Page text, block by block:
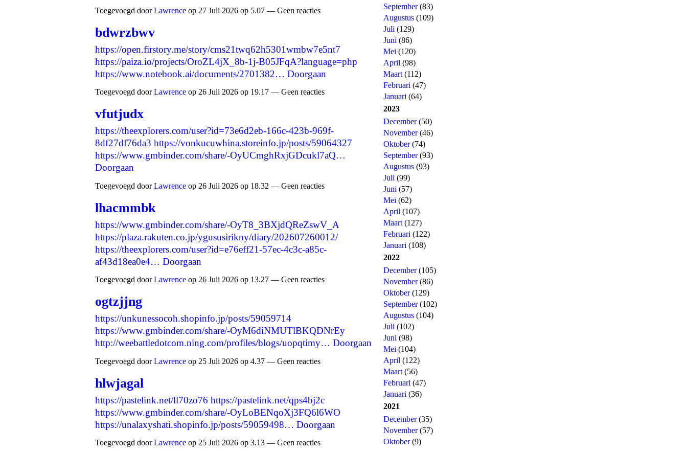
Toegevoegd doorLawrence op 27 Juli 2026 op 5.07 — Geen reacties
bdwrzbwv
https://open.firstory.me/story/cms21twq62h5301wmbw7e5nt7
https://paiza.io/projects/OroZL4jX_8b-1j-B05JFqA?language=php
https://www.notebook.ai/documents/2701382… Doorgaan
Toegevoegd doorLawrence op 26 Juli 2026 op 19.17 — Geen reacties
vfutjudx
https://theexplorers.com/user?id=73e6d2eb-166c-423b-969f-
8df27df76da3 https://vonkucuwhina.storeinfo.jp/posts/59064327
https://www.gmbinder.com/share/-OyUCmghRxjGDcukl7aQ…
Doorgaan
Toegevoegd doorLawrence op 26 Juli 2026 op 18.32 — Geen reacties
lhacmmbk
https://www.gmbinder.com/share/-OyT8_3BXjdQReZswV_A
https://plaza.rakuten.co.jp/ygususirikny/diary/202607260012/
https://theexplorers.com/user?id=e76eff21-57ec-4c3c-a85c-
af43d18ea0e4… Doorgaan
Toegevoegd doorLawrence op 26 Juli 2026 op 13.27 — Geen reacties
ogtzjjng
https://unkunessocoh.shopinfo.jp/posts/59059714
https://www.gmbinder.com/share/-OyM6diNMUTlBKQDNrEy
http://weebattledotcom.ning.com/profiles/blogs/uopqtimy… Doorgaan
Toegevoegd doorLawrence op 25 Juli 2026 op 4.37 — Geen reacties
hlwjagal
https://pastelink.net/ll70zo76 https://pastelink.net/qps4bj2c
https://www.gmbinder.com/share/-OyLoBENqoXj3FQ6l6WO
https://unalaxyshati.shopinfo.jp/posts/59059498… Doorgaan
Toegevoegd doorLawrence op 25 Juli 2026 op 3.13 — Geen reacties
September(83)
Augustus (109)
Juli (129)
Juni (86)
Mei (120)
April (98)
Maart (112)
Februari (47)
Januari (64)
2023
December(50)
November(46)
Oktober(74)
September(93)
Augustus (93)
Juli (99)
Juni (57)
Mei (62)
April (107)
Maart (127)
Februari (122)
Januari (108)
2022
December(105)
November(86)
Oktober(129)
September(102)
Augustus (104)
Juli (102)
Juni (98)
Mei (104)
April (122)
Maart (56)
Februari (47)
Januari (36)
2021
December(35)
November(57)
Oktober(9)